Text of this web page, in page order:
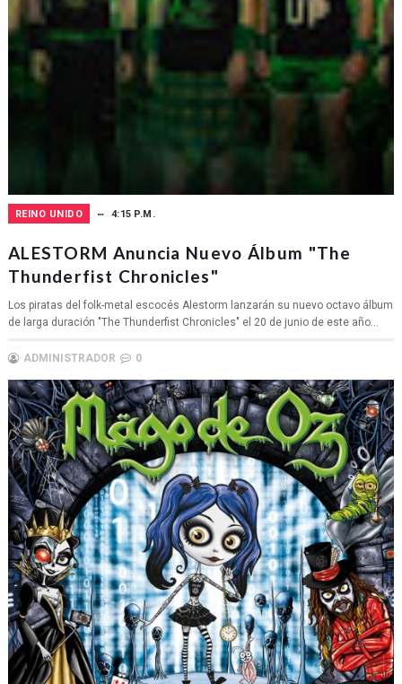
REINO UNIDO 4:15 P.M.
ALESTORM Anuncia Nuevo Álbum "The
Thunderfist Chronicles"
Los piratas del folk-metal escocés Alestorm lanzarán su nuevo octavo álbum
de larga duración "The Thunderfist Chronicles" el 20 de junio de este año...
ADMINISTRADOR 0